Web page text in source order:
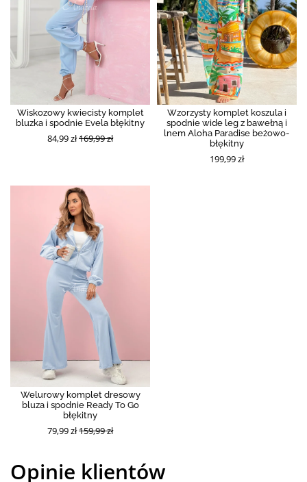
Wiskozowy kwiecisty komplet
bluzka i spodnie Evela błękitny
84,99 zł169,99 zł
Wzorzysty komplet koszula i
spodnie wide leg z bawełną i
lnem Aloha Paradise beżowo-
błękitny
199,99 zł
Welurowy komplet dresowy
bluza i spodnie Ready To Go
błękitny
79,99 zł159,99 zł
Opinie klientów